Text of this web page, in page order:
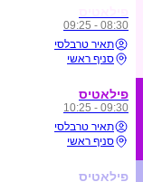
08:30 - 09:25
תאיר טרבלסי
סניף ראשי
פילאטיס
09:30 - 10:25
תאיר טרבלסי
סניף ראשי
פילאטיס